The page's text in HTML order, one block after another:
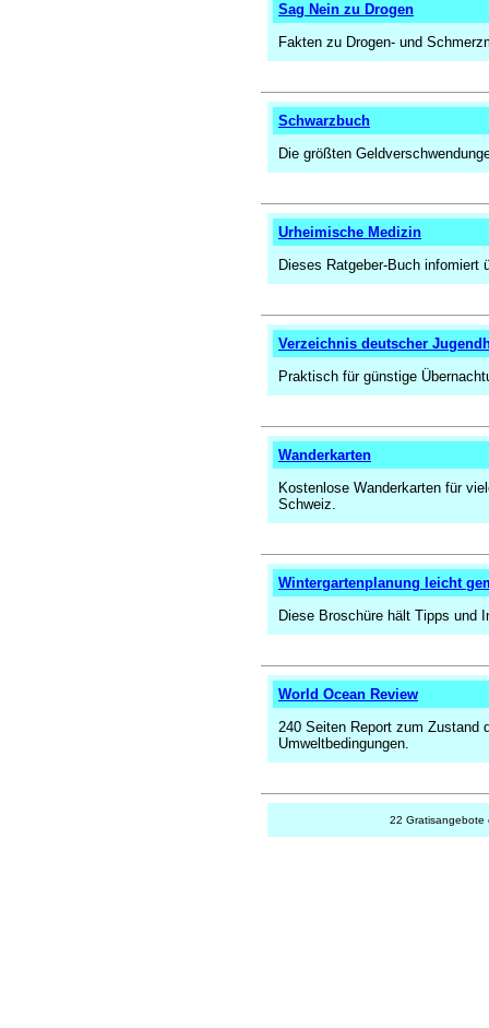
Sag Nein zu Drogen
Fakten zu Drogen- und
Schwarzbuch
Die größten
Urheimische Medizin
Dieses Ratgeber-Buch infomiert
Verzeichnis deutscher
Praktisch für günstige
Wanderkarten
Kostenlose Wanderkarten für
Schweiz.
Wintergartenplanung leicht
Diese Broschüre hält Tipps und
World Ocean Review
240 Seiten Report zum Zustand
Umweltbedingungen.
22